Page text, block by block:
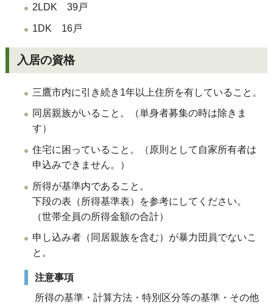
2LDK 39戸
1DK 16戸
入居の資格
三鷹市内に引き続き1年以上住所を有していること。
同居親族がいること。（単身者募集の時は除きま
す）
住宅に困っていること。（原則として自家所有者は
申込みできません。）
所得が基準内であること。
下段の表（所得基準表）を参考にしてください。
（世帯全員の所得金額の合計）
申し込み者（同居親族を含む）が暴力団員でないこ
と。
注意事項
所得の基準・計算方法・特別区分等の基準・その他